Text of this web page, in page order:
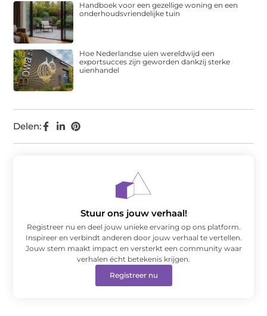
Delen:
Handboek voor een gezellige woning en een
onderhoudsvriendelijke tuin
Hoe Nederlandse uien wereldwijd een
exportsucces zijn geworden dankzij sterke
uienhandel
Stuur ons jouw verhaal!
Registreer nu en deel jouw unieke ervaring op ons platform.
Inspireer en verbindt anderen door jouw verhaal te vertellen.
Jouw stem maakt impact en versterkt een community waar
verhalen écht betekenis krijgen.
Registreer nu